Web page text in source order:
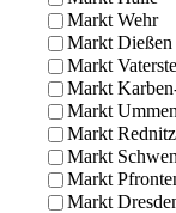
Markt Wehr
Markt Dießen
Markt
Markt
Markt
Markt
Markt
Markt
Markt